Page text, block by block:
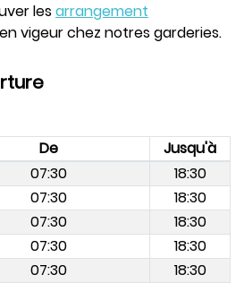
lesarrangement
vigeur chez notres garderies.
De
Jusqu'à
07:30
18:30
07:30
18:30
07:30
18:30
07:30
18:30
07:30
18:30